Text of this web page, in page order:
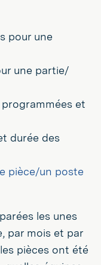
pour une
une partie/
et
durée des
pièce/un poste
les unes
par mois et par
pièces ont été